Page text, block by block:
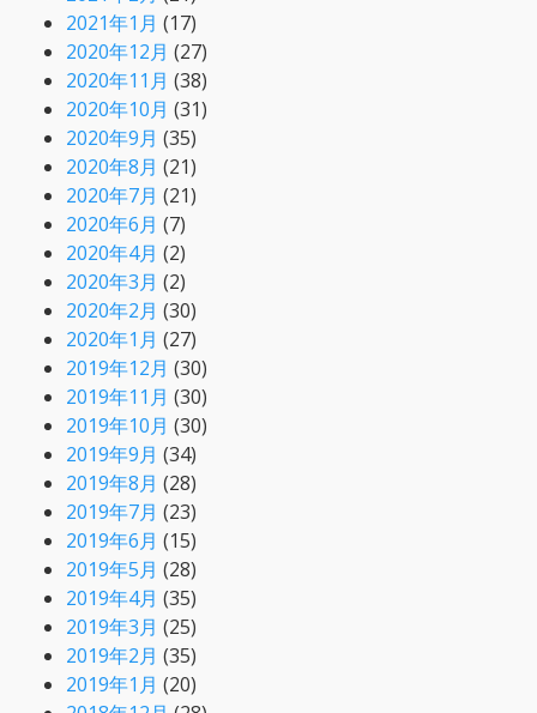
2021年1月 (17)
2020年12月 (27)
2020年11月 (38)
2020年10月 (31)
2020年9月 (35)
2020年8月 (21)
2020年7月 (21)
2020年6月 (7)
2020年4月 (2)
2020年3月 (2)
2020年2月 (30)
2020年1月 (27)
2019年12月 (30)
2019年11月 (30)
2019年10月 (30)
2019年9月 (34)
2019年8月 (28)
2019年7月 (23)
2019年6月 (15)
2019年5月 (28)
2019年4月 (35)
2019年3月 (25)
2019年2月 (35)
2019年1月 (20)